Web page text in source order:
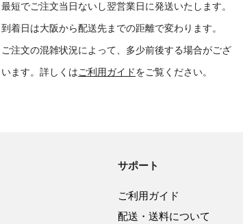
最短でご注文当日ないし翌営業日に発送いたします。
到着日は大阪から配送先までの距離で変わります。
ご注文の混雑状況によって、多少前後する場合がござ
います。詳しくはご利用ガイドをご覧ください。
サポート
ご利用ガイド
配送・送料について